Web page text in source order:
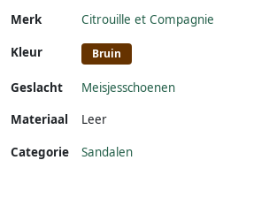
Merk Citrouille et Compagnie
Kleur Bruin
Geslacht
Meisjesschoenen
Materiaal
Leer
Categorie Sandalen